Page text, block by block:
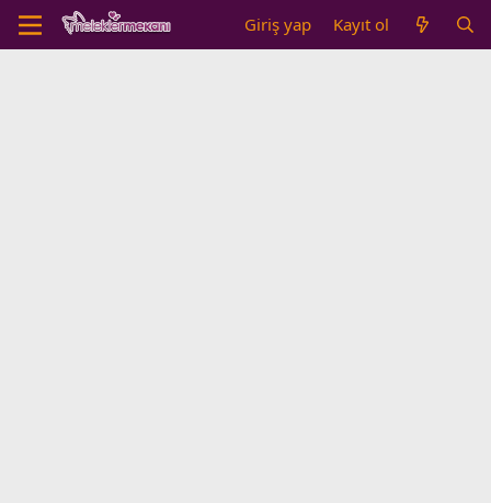
Giriş yap Kayıt ol